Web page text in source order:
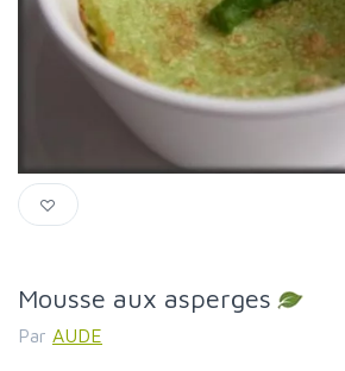
Mousse aux asperges
Par AUDE